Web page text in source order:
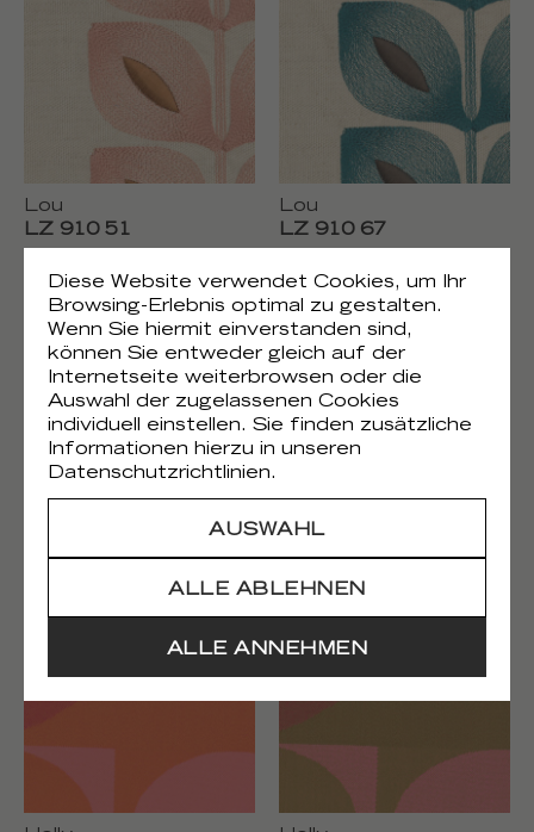
Lou
LZ 910 51
Lou
LZ 910 67
Holly
Diese Website verwendet Cookies, um Ihr
Browsing-Erlebnis optimal zu gestalten.
Wenn Sie hiermit einverstanden sind,
können Sie entweder gleich auf der
Internetseite weiterbrowsen oder die
Auswahl der zugelassenen Cookies
individuell einstellen. Sie finden zusätzliche
Informationen hierzu in unseren
Datenschutzrichtlinien.
AUSWAHL
ALLE ABLEHNEN
ALLE ANNEHMEN